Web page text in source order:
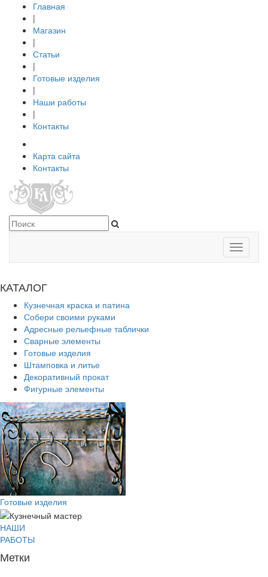
Главная
|
Магазин
|
Статьи
|
Готовые изделия
|
Наши работы
|
Контакты
Карта сайта
Контакты
Toggle
КАТАЛОГ
Кузнечная краска и патина
Собери своими руками
Адресные рельефные таблички
Сварные элементы
Готовые изделия
Штамповка и литье
Декоративный прокат
Фигурные элементы
Готовые изделия
НАШИ
РАБОТЫ
Метки